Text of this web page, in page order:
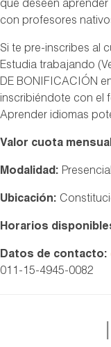
que deseen
con profesores
Si te pre-inscribes al
Estudia trabajando
DE BONIFICACIÓN
inscribiéndote con el
Aprender idiomas
Valor cuota
Modalidad: Presencial
Ubicación:
Horarios
Datos de contacto:
011-15-4945-0082